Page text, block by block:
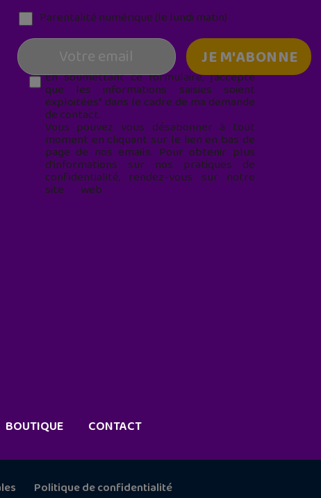
Parentalité numérique (le lundi matin)
En soumettant ce formulaire, j’accepte
que les informations saisies soient
exploitées* dans le cadre de ma demande
de contact.
Vous pouvez vous désabonner à tout
moment en cliquant sur le lien en bas de
page de nos emails. Pour obtenir plus
d'informations sur nos pratiques de
confidentialité, rendez-vous sur notre
site web
BOUTIQUE CONTACT
Politique de confidentialité